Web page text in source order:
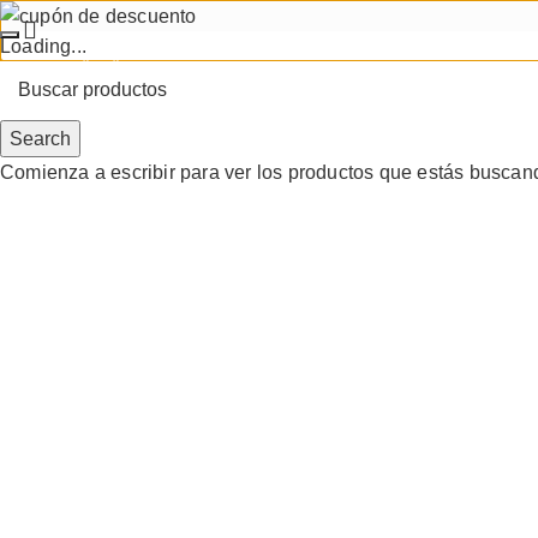
Loading...
0
0
Search
Comienza a escribir para ver los productos que estás